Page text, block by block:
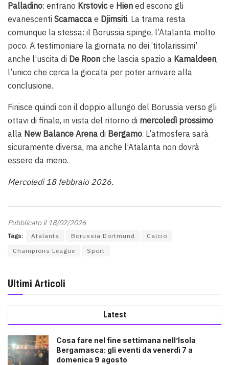
Palladino: entrano Krstovic e Hien ed escono gli
evanescenti Scamacca e Djimsiti. La trama resta
comunque la stessa: il Borussia spinge, l’Atalanta molto
poco. A testimoniare la giornata no dei ‘titolarissimi’
anche l’uscita di De Roon che lascia spazio a Kamaldeen,
l’unico che cerca la giocata per poter arrivare alla
conclusione.
Finisce quindi con il doppio allungo del Borussia verso gli
ottavi di finale, in vista del ritorno di mercoledì prossimo
alla New Balance Arena di Bergamo. L’atmosfera sarà
sicuramente diversa, ma anche l’Atalanta non dovrà
essere da meno.
Mercoledì 18 febbraio 2026.
Pubblicato il 18/02/2026
Tags: Atalanta Borussia Dortmund
Calcio
Champions League
Sport
Ultimi Articoli
Latest
Cosa fare nel fine settimana nell’Isola
Bergamasca: gli eventi da venerdì 7 a
domenica 9 agosto